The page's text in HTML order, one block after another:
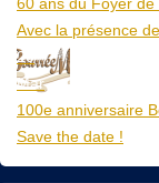
Avec la présence
20
Mar
100e anniversaire
Save the date !